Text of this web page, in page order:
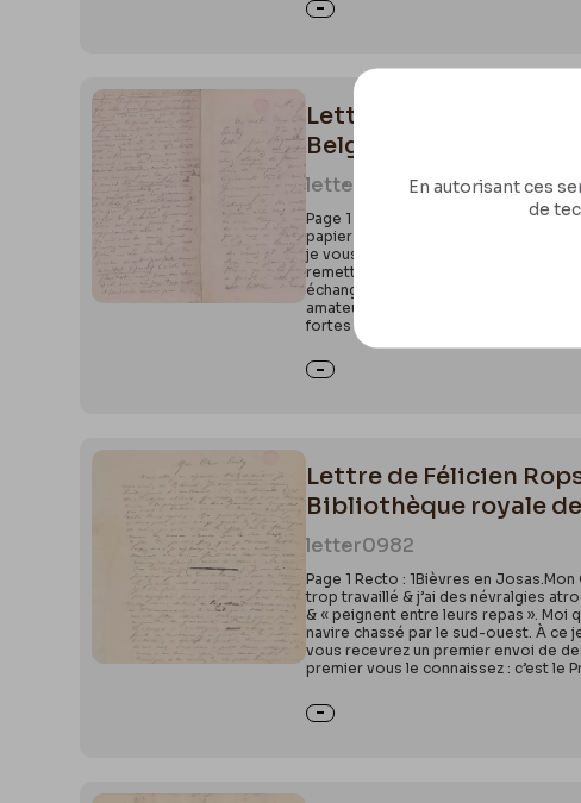
Lettre de Félicien
Belgique, III/215/10/11
letter 0962
Page 1 Recto : 1Au galop,Un mot
papier légèrement teinté sur lequel
je vous prie de m’accuser réception
remettre à Hannon qui me les fera
échange un joli bout d’étude
amateurs de dessins et de croquis
fortes sèches
Lettre de Félicien
Bibliothèque royale
letter0982
Page 1 Recto : 1Bièvres en
trop travaillé & j’ai des névralgies
& « peignent entre leurs repas ». Moi
navire chassé par le sud-ouest. À ce
vous recevrez un premier envoi de
premier vous le connaissez : c’est le
En autorisant ces
de